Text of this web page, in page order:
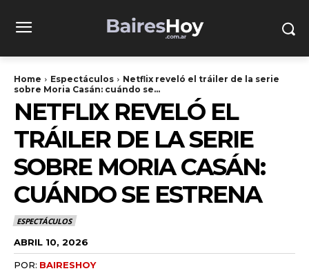
Home Espectáculos
Netflix reveló el tráiler de la serie
sobre Moria Casán: cuándo se...
NETFLIX REVELÓ EL
TRÁILER DE LA SERIE
SOBRE MORIA CASÁN:
CUÁNDO SE ESTRENA
ESPECTÁCULOS
ABRIL 10, 2026
POR: BAIRESHOY